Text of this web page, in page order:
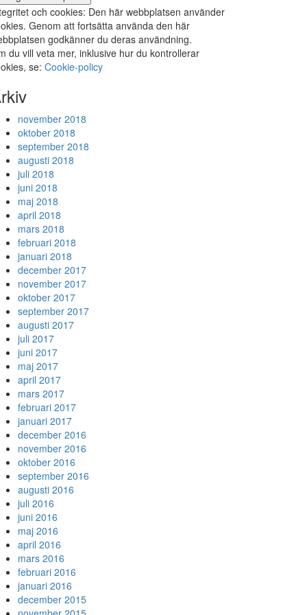
och cookies: Den här webbplatsen använder
Genom att fortsätta använda den här
godkänner du deras användning.
du vill veta mer, inklusive hur du kontrollerar
se: Cookie-policy
november 2018
oktober 2018
september 2018
augusti 2018
juli 2018
juni 2018
maj 2018
april 2018
mars 2018
februari 2018
januari 2018
december 2017
november 2017
oktober 2017
september 2017
augusti 2017
juli 2017
juni 2017
maj 2017
april 2017
mars 2017
februari 2017
januari 2017
december 2016
november 2016
oktober 2016
september 2016
augusti 2016
juli 2016
juni 2016
maj 2016
april 2016
mars 2016
februari 2016
januari 2016
december 2015